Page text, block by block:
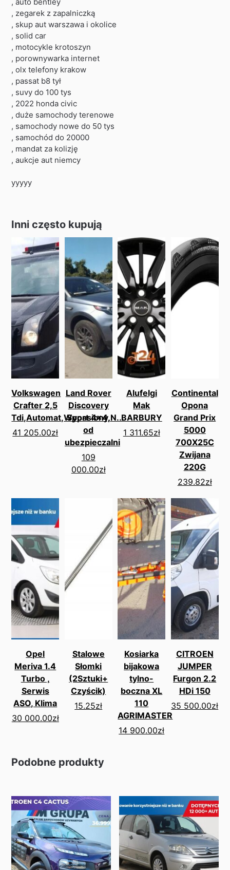
, auto bentley
, zegarek z zapalniczką
, skup aut warszawa i okolice
, solid car
, motocykle krotoszyn
, porownywarka internet
, olx telefony krakow
, passat b8 tył
, suvy do 100 tys
, 2022 honda civic
, duże samochody terenowe
, samochody nowe do 50 tys
, samochód do 20000
, mandat za kolizję
, aukcje aut niemcy
yyyyy
Inni często kupują
Volkswagen
Crafter 2,5
Tdi,Automat,Wypasiony,N...
41 205.00zł
Land Rover
Discovery
Sport 4x4,
od
ubezpieczalni
109
000.00zł
Alufelgi
Mak
BARBURY
1 311.65zł
Continental
Opona
Grand Prix
5000
700X25C
Zwijana
220G
239.82zł
Opel
Meriva 1.4
Turbo ,
Serwis
ASO, Klima
30 000.00zł
Stalowe
Słomki
(2Sztuki+
Czyścik)
15.25zł
Kosiarka
bijakowa
tylno-
boczna XL
110
AGRIMASTER
14 900.00zł
CITROEN
JUMPER
Furgon 2.2
HDi 150
35 500.00zł
Podobne produkty